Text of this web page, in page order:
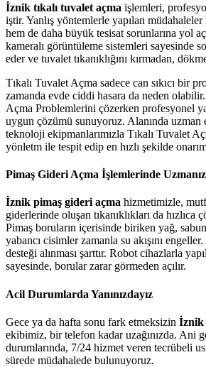
İznik tıkalı tuvalet açma işlemleri,
iştir. Yanlış yöntemlerle yapılan müdahaleler
hem de daha büyük tesisat sorunlarına yol
kameralı görüntüleme sistemleri sayesinde
eder ve tuvalet tıkanıklığını kırmadan,
Tıkalı Tuvalet Açma sadece can sıkıcı bir
zamanda evde ciddi hasara da neden
Açma Problemlerini çözerken profesyonel
uygun çözümü sunuyoruz. Alanında uzman
teknoloji ekipmanlarımızla Tıkalı Tuvalet
yönletm ile tespit edip en hızlı şekilde
Pimaş Gideri Açma İşlemlerinde Uzmanız
İznik pimaş gideri açma hizmetimizle,
giderlerinde oluşan tıkanıklıkları da hızlıca
Pimaş boruların içerisinde biriken yağ, sabun
yabancı cisimler zamanla su akışını
desteği alınması şarttır. Robot cihazlarla
sayesinde, borular zarar görmeden açılır.
Acil Durumlarda Yanınızdayız
Gece ya da hafta sonu fark etmeksizin İznik
ekibimiz, bir telefon kadar uzağınızda. Ani
durumlarında, 7/24 hizmet veren tecrübeli
sürede müdahalede bulunuyoruz.